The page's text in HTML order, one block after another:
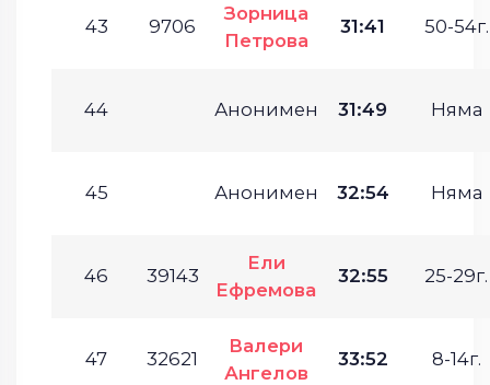
43 9706
Зорница
Петрова
31:41 50-54г.
44 Анонимен 31:49 Няма
45 Анонимен 32:54 Няма
46 39143
Ели
Ефремова
32:55 25-29г.
47 32621
Валери
Ангелов
33:52 8-14г.